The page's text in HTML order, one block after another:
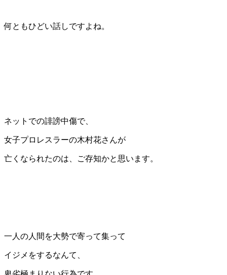
何ともひどい話しですよね。
ネットでの誹謗中傷で、
女子プロレスラーの木村花さんが
亡くなられたのは、ご存知かと思います。
一人の人間を大勢で寄って集って
イジメをするなんて、